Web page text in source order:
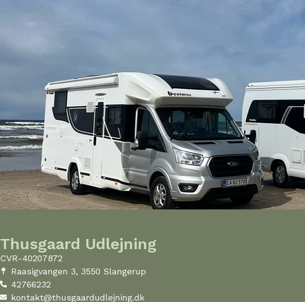
Thusgaard Udlejning
CVR-40207872
Raasigvangen 3, 3550 Slangerup
42766232
kontakt@thusgaardudlejning.dk